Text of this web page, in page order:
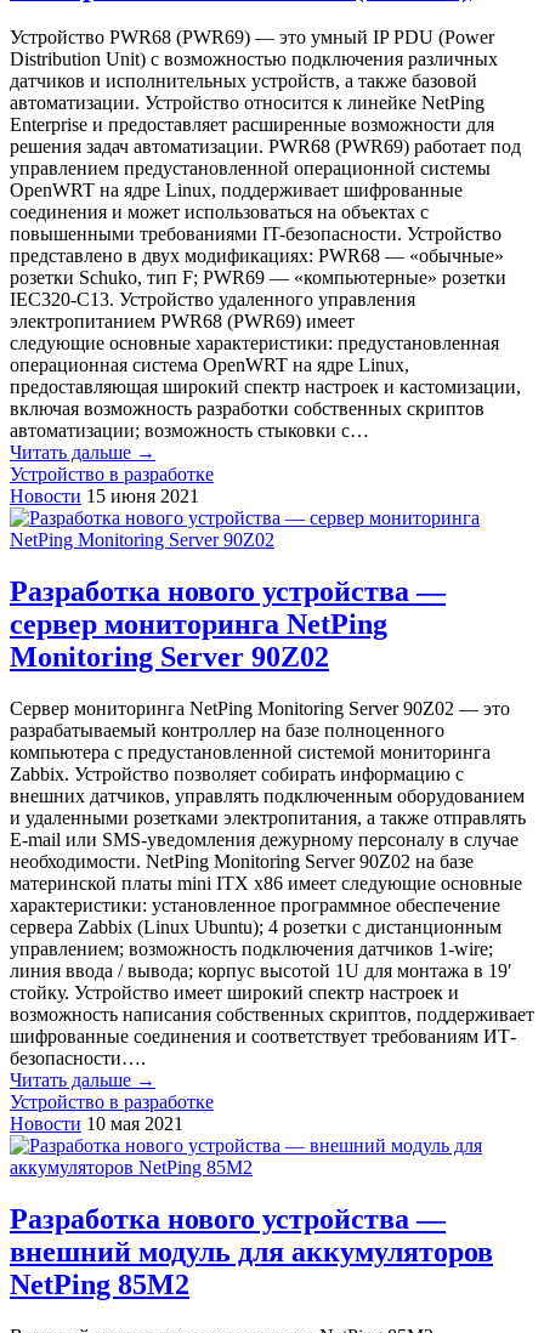
Устройство PWR68 (PWR69) — это умный IP PDU (Power
Distribution Unit) с возможностью подключения различных
датчиков и исполнительных устройств, а также базовой
автоматизации. Устройство относится к линейке NetPing
Enterprise и предоставляет расширенные возможности для
решения задач автоматизации. PWR68 (PWR69) работает под
управлением предустановленной операционной системы
OpenWRT на ядре Linux, поддерживает шифрованные
соединения и может использоваться на объектах с
повышенными требованиями IT-безопасности. Устройство
представлено в двух модификациях: PWR68 — «обычные»
розетки Schuko, тип F; PWR69 — «компьютерные» розетки
IEC320-C13. Устройство удаленного управления
электропитанием PWR68 (PWR69) имеет
следующие основные характеристики: предустановленная
операционная система OpenWRT на ядре Linux,
предоставляющая широкий спектр настроек и кастомизации,
включая возможность разработки собственных скриптов
автоматизации; возможность стыковки с…
Читать дальше →
Устройство в разработке
Новости 15 июня 2021
Разработка нового устройства —
сервер мониторинга NetPing
Monitoring Server 90Z02
Сервер мониторинга NetPing Monitoring Server 90Z02 — это
разрабатываемый контроллер на базе полноценного
компьютера с предустановленной системой мониторинга
Zabbix. Устройство позволяет собирать информацию с
внешних датчиков, управлять подключенным оборудованием
и удаленными розетками электропитания, а также отправлять
E-mail или SMS-уведомления дежурному персоналу в случае
необходимости. NetPing Monitoring Server 90Z02 на базе
материнской платы mini ITX x86 имеет следующие основные
характеристики: установленное программное обеспечение
сервера Zabbix (Linux Ubuntu); 4 розетки с дистанционным
управлением; возможность подключения датчиков 1-wire;
линия ввода / вывода; корпус высотой 1U для монтажа в 19′
стойку. Устройство имеет широкий спектр настроек и
возможность написания собственных скриптов, поддерживает
шифрованные соединения и соответствует требованиям ИТ-
безопасности….
Читать дальше →
Устройство в разработке
Новости 10 мая 2021
Разработка нового устройства —
внешний модуль для аккумуляторов
NetPing 85M2